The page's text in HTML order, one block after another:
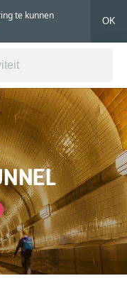
te kunnen
OK